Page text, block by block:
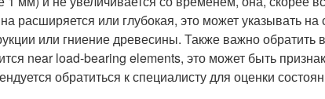
расширяется или глубокая, это может указывать
или гниение древесины. Также важно
near load-bearing elements, это может быть
обратиться к специалисту для оценки